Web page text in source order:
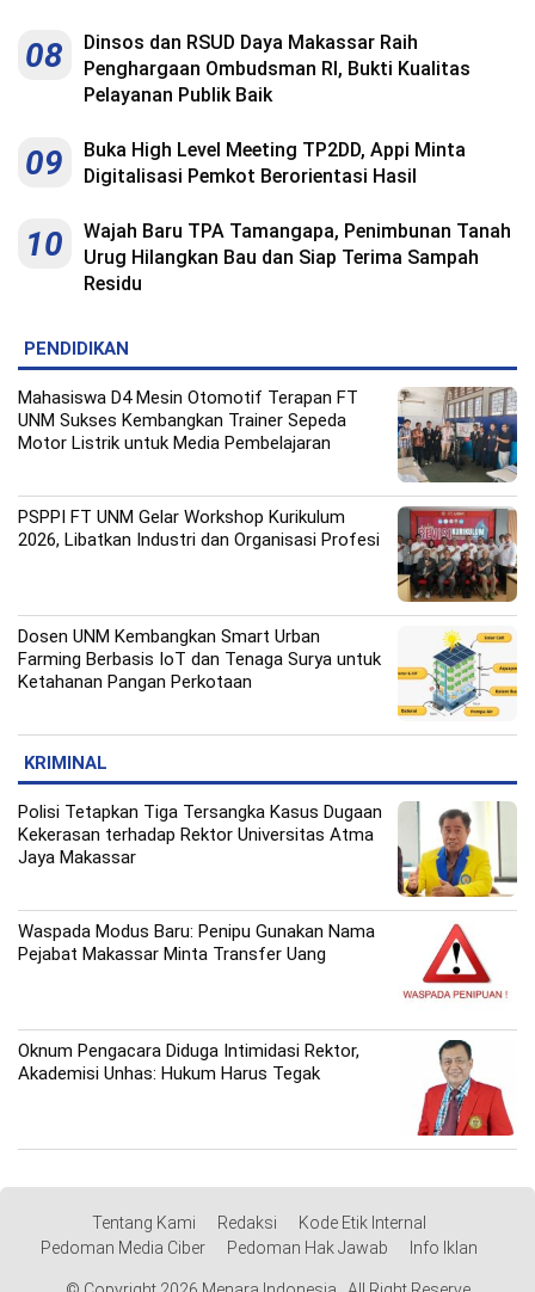
08
Dinsos dan RSUD Daya Makassar Raih
Penghargaan Ombudsman RI, Bukti Kualitas
Pelayanan Publik Baik
09
Buka High Level Meeting TP2DD, Appi Minta
Digitalisasi Pemkot Berorientasi Hasil
10
Wajah Baru TPA Tamangapa, Penimbunan Tanah
Urug Hilangkan Bau dan Siap Terima Sampah
Residu
PENDIDIKAN
Mahasiswa D4 Mesin Otomotif Terapan FT
UNM Sukses Kembangkan Trainer Sepeda
Motor Listrik untuk Media Pembelajaran
PSPPI FT UNM Gelar Workshop Kurikulum
2026, Libatkan Industri dan Organisasi Profesi
Dosen UNM Kembangkan Smart Urban
Farming Berbasis IoT dan Tenaga Surya untuk
Ketahanan Pangan Perkotaan
KRIMINAL
Polisi Tetapkan Tiga Tersangka Kasus Dugaan
Kekerasan terhadap Rektor Universitas Atma
Jaya Makassar
Waspada Modus Baru: Penipu Gunakan Nama
Pejabat Makassar Minta Transfer Uang
Oknum Pengacara Diduga Intimidasi Rektor,
Akademisi Unhas: Hukum Harus Tegak
Tentang Kami Redaksi
Kode Etik Internal
Pedoman Media Ciber
Pedoman Hak Jawab Info Iklan